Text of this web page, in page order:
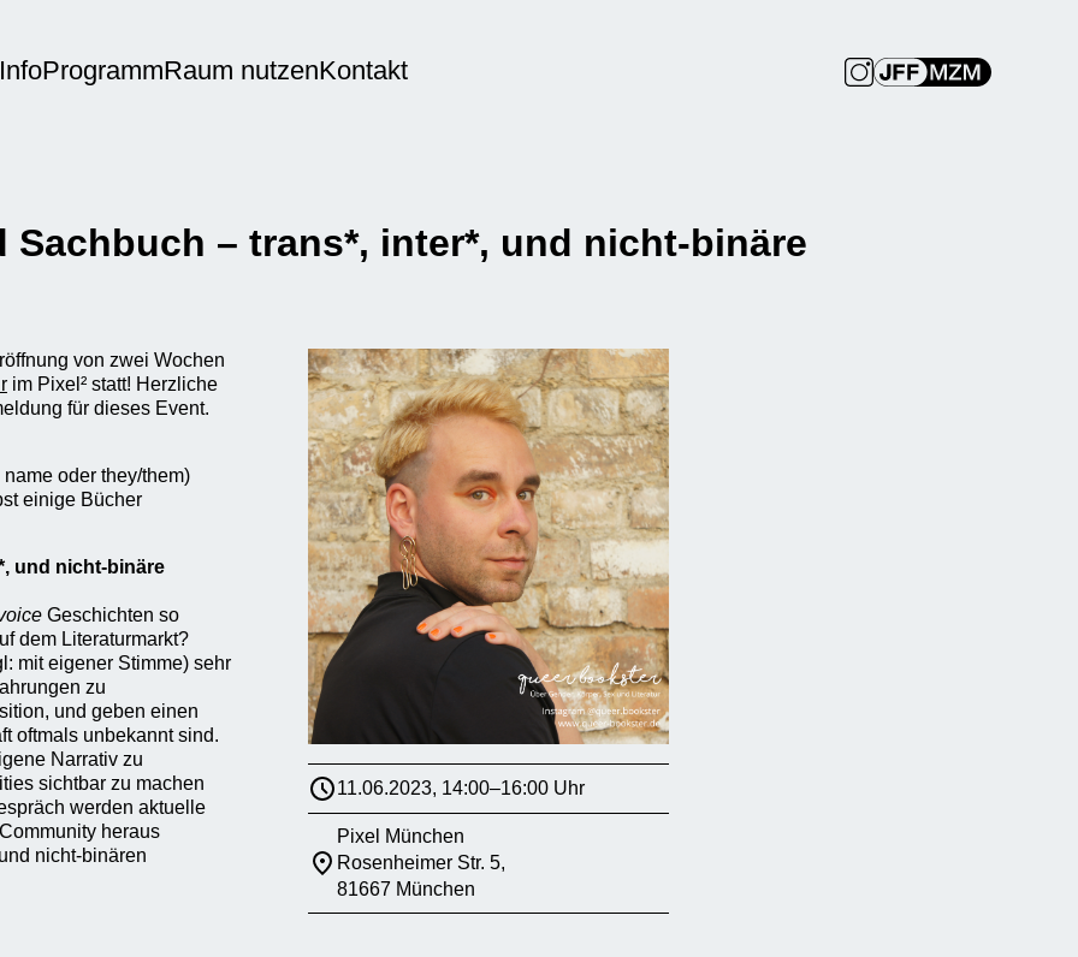
InfoProgrammRaum nutzenKontakt
– trans*, inter*, und nicht-binäre
von zwei Wochen
im Pixel² statt! Herzliche
für dieses Event.
oder they/them)
einige Bücher
und nicht-binäre
Geschichten so
dem Literaturmarkt?
mit eigener Stimme) sehr
zu
und geben einen
oftmals unbekannt sind.
Narrativ zu
sichtbar zu machen
werden aktuelle
heraus
nicht-binären
11.06.2023, 14:00–16:00 Uhr
Pixel München
Rosenheimer Str. 5,
81667 München